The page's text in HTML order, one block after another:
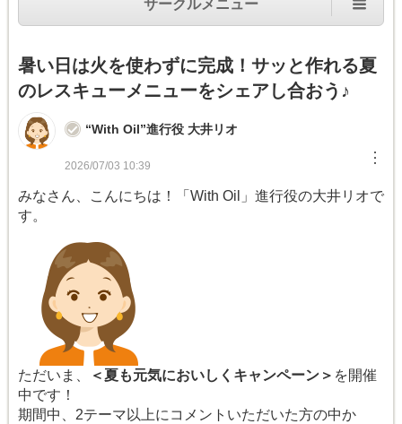
サークルメニュー
暑い日は火を使わずに完成！サッと作れる夏
のレスキューメニューをシェアし合おう♪
“With Oil”進行役 大井リオ
2026/07/03 10:39 ︙
みなさん、こんにちは！「With Oil」進行役の大井リオで
す。
ただいま、 ＜夏も元気においしくキャンペーン＞ を開催
中です！
期間中、2テーマ以上にコメントいただいた方の中か